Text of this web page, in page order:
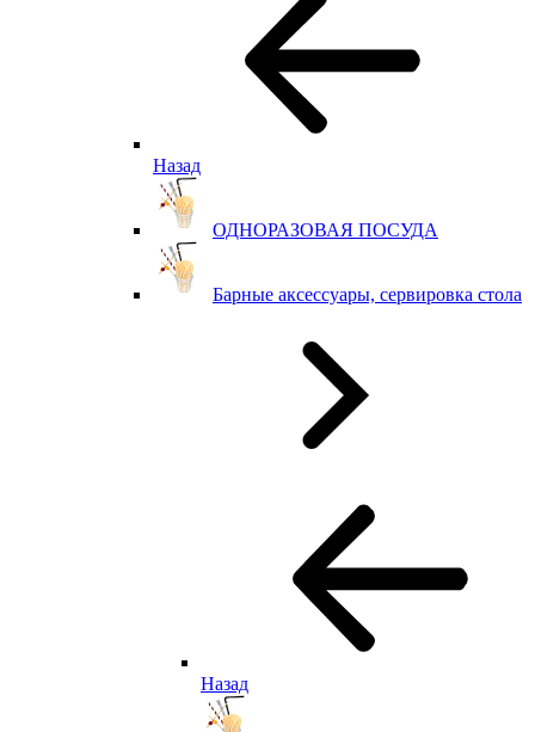
Назад
ОДНОРАЗОВАЯ ПОСУДА
Барные аксессуары, сервировка стола
Назад